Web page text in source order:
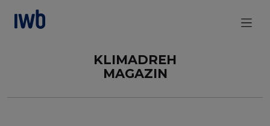
zum Main Content
KLIMADREH
MAGAZIN